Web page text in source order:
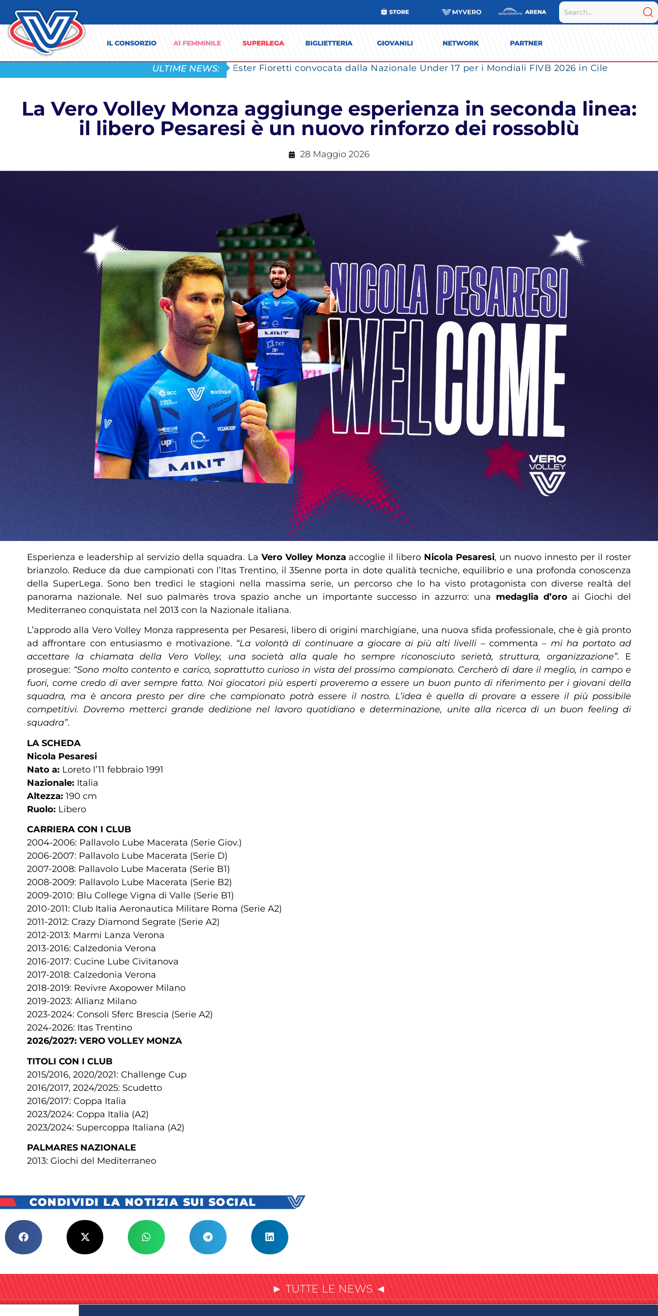
ULTIME NEWS: Ester Fioretti convocata dalla Nazionale Under 17 per i Mondiali FIVB 2026 in Cile
La Vero Volley Monza aggiunge esperienza in seconda linea:
il libero Pesaresi è un nuovo rinforzo dei rossoblù
28 Maggio 2026
Esperienza e leadership al servizio della squadra. La Vero Volley Monza accoglie il libero Nicola Pesaresi, un nuovo innesto per il roster
brianzolo. Reduce da due campionati con l’Itas Trentino, il 35enne porta in dote qualità tecniche, equilibrio e una profonda conoscenza
della SuperLega. Sono ben tredici le stagioni nella massima serie, un percorso che lo ha visto protagonista con diverse realtà del
panorama nazionale. Nel suo palmarès trova spazio anche un importante successo in azzurro: una medaglia d’oroai Giochi del
Mediterraneo conquistata nel 2013 con la Nazionale italiana.
L’approdo alla Vero Volley Monza rappresenta per Pesaresi, libero di origini marchigiane, una nuova sfida professionale, che è già pronto
ad affrontare con entusiasmo e motivazione. “La volontà di continuare a giocare ai più alti livelli – commenta – mi ha portato ad
accettare la chiamata della Vero Volley, una società alla quale ho sempre riconosciuto serietà, struttura, organizzazione”. E
prosegue: “Sono molto contento e carico, soprattutto curioso in vista del prossimo campionato. Cercherò di dare il meglio, in campo e
fuori, come credo di aver sempre fatto. Noi giocatori più esperti proveremo a essere un buon punto di riferimento per i giovani della
squadra, ma è ancora presto per dire che campionato potrà essere il nostro. L’idea è quella di provare a essere il più possibile
competitivi. Dovremo metterci grande dedizione nel lavoro quotidiano e determinazione, unite alla ricerca di un buon feeling di
squadra”.
LA SCHEDA
Nicola Pesaresi
Nato a: Loreto l’11 febbraio 1991
Nazionale: Italia
Altezza: 190 cm
Ruolo: Libero
CARRIERA CON I CLUB
2004-2006: Pallavolo Lube Macerata (Serie Giov.)
2006-2007: Pallavolo Lube Macerata (Serie D)
2007-2008: Pallavolo Lube Macerata (Serie B1)
2008-2009: Pallavolo Lube Macerata (Serie B2)
2009-2010: Blu College Vigna di Valle (Serie B1)
2010-2011: Club Italia Aeronautica Militare Roma (Serie A2)
2011-2012: Crazy Diamond Segrate (Serie A2)
2012-2013: Marmi Lanza Verona
2013-2016: Calzedonia Verona
2016-2017: Cucine Lube Civitanova
2017-2018: Calzedonia Verona
2018-2019: Revivre Axopower Milano
2019-2023: Allianz Milano
2023-2024: Consoli Sferc Brescia (Serie A2)
2024-2026: Itas Trentino
2026/2027: VERO VOLLEY MONZA
TITOLI CON I CLUB
2015/2016, 2020/2021: Challenge Cup
2016/2017, 2024/2025: Scudetto
2016/2017: Coppa Italia
2023/2024: Coppa Italia (A2)
2023/2024: Supercoppa Italiana (A2)
PALMARES NAZIONALE
2013: Giochi del Mediterraneo
CONDIVIDI LA NOTIZIA SUI SOCIAL
► TUTTE LE NEWS ◄